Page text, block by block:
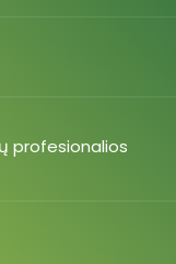
profesionalios